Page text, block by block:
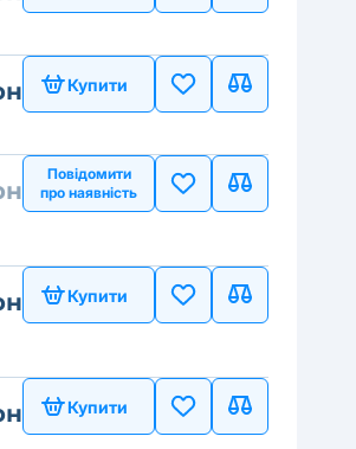
Купити
Повідомити
про наявність
Купити
Купити